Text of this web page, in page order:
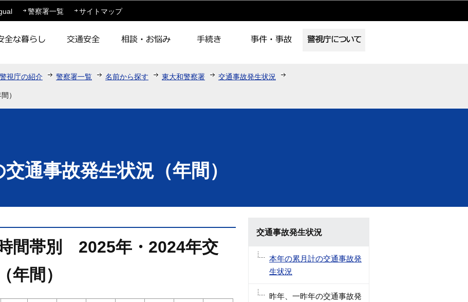
このページの本文へ移動
警察署一覧 サイトマップ
警視庁の紹介 警察署一覧 名前から探す 東大和警察署 交通事故発生状況
）
通事故発生状況（年間）
間帯別 2025年・2024年交
年間）
交通事故発生状況
本年の累月計の交通事故発
生状況
昨年、一昨年の交通事故発